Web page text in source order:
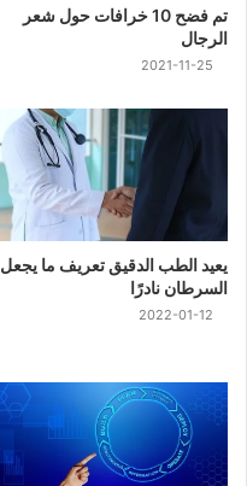
تم فضح 10 خرافات حول شعر
الرجال
2021-11-25
يعيد الطب الدقيق تعريف ما يجعل
السرطان نادرًا
2022-01-12